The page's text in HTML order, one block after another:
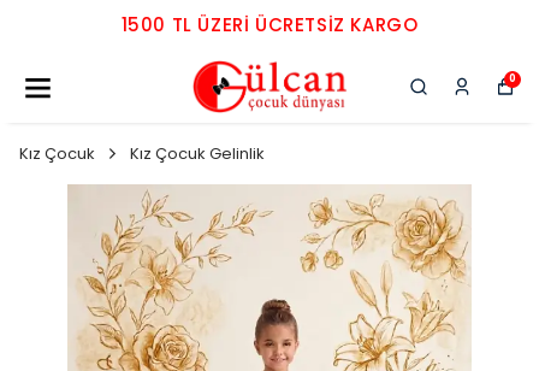
1500 TL ÜZERI ÜCRETSIZ KARGO
0
Kız Çocuk Kız Çocuk Gelinlik